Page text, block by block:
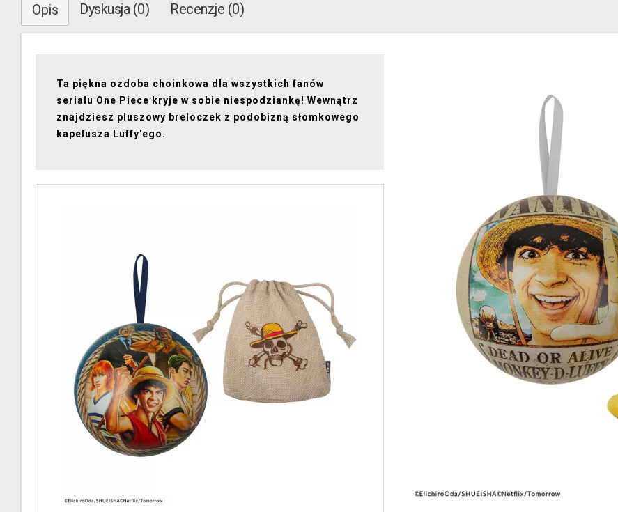
Opis Dyskusja (0) Recenzje (0)
Ta piękna ozdoba choinkowa dla wszystkich fanów
serialu One Piece kryje w sobie niespodziankę! Wewnątrz
znajdziesz pluszowy breloczek z podobizną słomkowego
kapelusza Luffy'ego.